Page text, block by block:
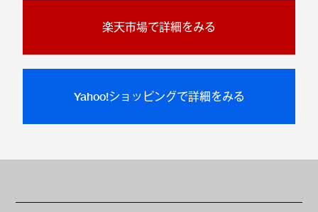
楽天市場で詳細をみる
Yahoo!ショッピングで詳細をみる